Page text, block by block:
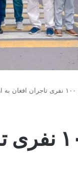
سفر هیأت